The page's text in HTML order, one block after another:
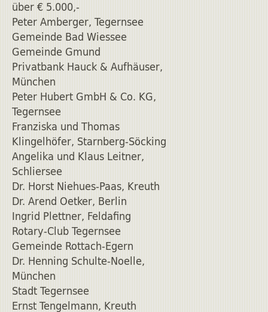
über € 5.000,-
Peter Amberger, Tegernsee
Gemeinde Bad Wiessee
Gemeinde Gmund
Privatbank Hauck & Aufhäuser,
München
Peter Hubert GmbH & Co. KG,
Tegernsee
Franziska und Thomas
Klingelhöfer, Starnberg-Söcking
Angelika und Klaus Leitner,
Schliersee
Dr. Horst Niehues-Paas, Kreuth
Dr. Arend Oetker, Berlin
Ingrid Plettner, Feldafing
Rotary-Club Tegernsee
Gemeinde Rottach-Egern
Dr. Henning Schulte-Noelle,
München
Stadt Tegernsee
Ernst Tengelmann, Kreuth